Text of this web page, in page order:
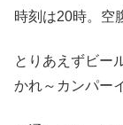
時刻は20時。空
とりあえずビー
かれ～カンパー